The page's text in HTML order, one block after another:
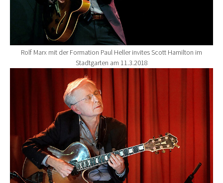
Rolf Marx mit der Formation Paul Heller invites Scott Hamilton im
Stadtgarten am 11.3.2018
Show larger version for: